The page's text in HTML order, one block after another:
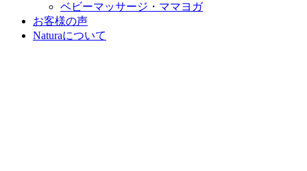
ベビーマッサージ・ママヨガ
お客様の声
Naturaについて